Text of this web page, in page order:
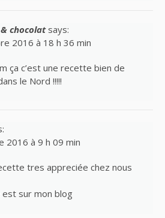
chocolat says:
2016 à 18 h 36 min
ça c’est une recette bien de
le Nord !!!!!
2016 à 9 h 09 min
tres appreciée chez nous
sur mon blog